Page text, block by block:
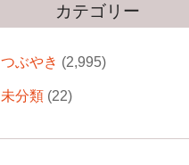
カテゴリー
つぶやき (2,995)
未分類(22)